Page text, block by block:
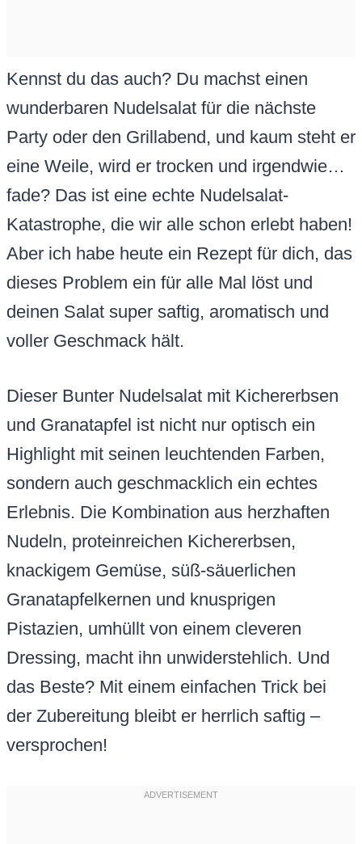
Kennst du das auch? Du machst einen
wunderbaren Nudelsalat für die nächste
Party oder den Grillabend, und kaum steht er
eine Weile, wird er trocken und irgendwie…
fade? Das ist eine echte Nudelsalat-
Katastrophe, die wir alle schon erlebt haben!
Aber ich habe heute ein Rezept für dich, das
dieses Problem ein für alle Mal löst und
deinen Salat super saftig, aromatisch und
voller Geschmack hält.
Dieser Bunter Nudelsalat mit Kichererbsen
und Granatapfel ist nicht nur optisch ein
Highlight mit seinen leuchtenden Farben,
sondern auch geschmacklich ein echtes
Erlebnis. Die Kombination aus herzhaften
Nudeln, proteinreichen Kichererbsen,
knackigem Gemüse, süß-säuerlichen
Granatapfelkernen und knusprigen
Pistazien, umhüllt von einem cleveren
Dressing, macht ihn unwiderstehlich. Und
das Beste? Mit einem einfachen Trick bei
der Zubereitung bleibt er herrlich saftig –
versprochen!